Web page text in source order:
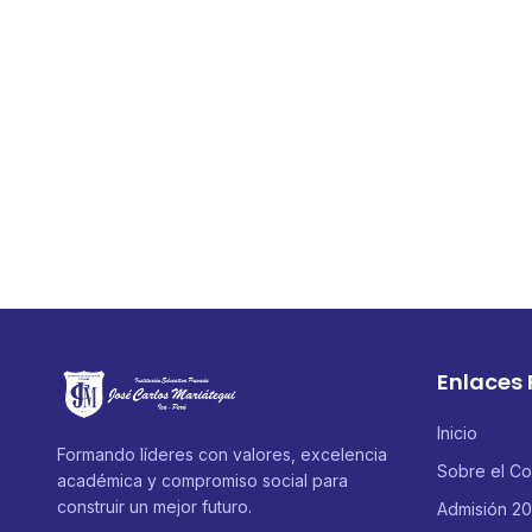
Formando líderes con valores, excelencia
académica y compromiso social para
construir un mejor futuro.
Enlaces
Inicio
Sobre el
Admisión